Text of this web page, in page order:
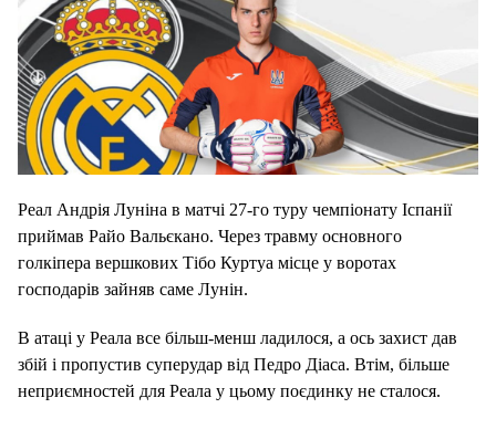
Реал Андрія Луніна в матчі 27-го туру чемпіонату Іспанії
приймав Райо Вальєкано. Через травму основного
голкіпера вершкових Тібо Куртуа місце у воротах
господарів зайняв саме Лунін.
В атаці у Реала все більш-менш ладилося, а ось захист дав
збій і пропустив суперудар від Педро Діаса. Втім, більше
неприємностей для Реала у цьому поєдинку не сталося.